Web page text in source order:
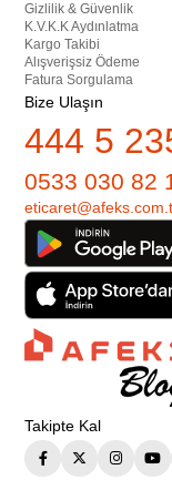
Gizlilik & Güvenlik
K.V.K.K Aydınlatma
Kargo Takibi
Alışverişsiz Ödeme
Fatura Sorgulama
Bize Ulaşın
444 5
0533 030 82
Takipte Kal